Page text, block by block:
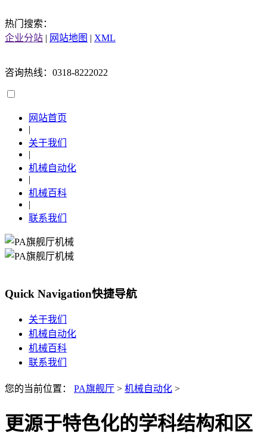
热门搜索：
企业分站 | 网站地图 | XML
咨询热线：0318-8222022
网站首页
|
关于我们
|
机械自动化
|
机械百科
|
联系我们
Quick Navigation快捷导航
关于我们
机械自动化
机械百科
联系我们
您的当前位置： PA旗舰厅 > 机械自动化 >
更源于特色化的学科结构和区